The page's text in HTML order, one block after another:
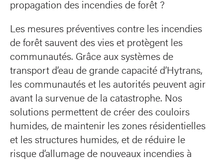
propagation des incendies de forêt ?
Les mesures préventives contre les incendies
de forêt sauvent des vies et protègent les
communautés. Grâce aux systèmes de
transport d’eau de grande capacité d’Hytrans,
les communautés et les autorités peuvent agir
avant la survenue de la catastrophe. Nos
solutions permettent de créer des couloirs
humides, de maintenir les zones résidentielles
et les structures humides, et de réduire le
risque d’allumage de nouveaux incendies à